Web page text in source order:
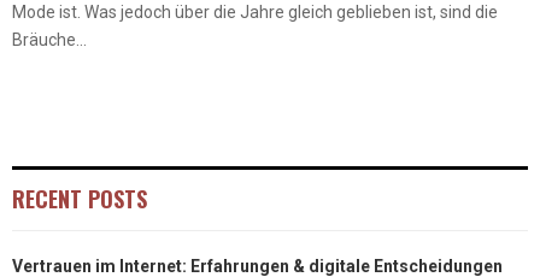
Mode ist. Was jedoch über die Jahre gleich geblieben ist, sind die
Bräuche...
RECENT POSTS
Vertrauen im Internet: Erfahrungen & digitale Entscheidungen